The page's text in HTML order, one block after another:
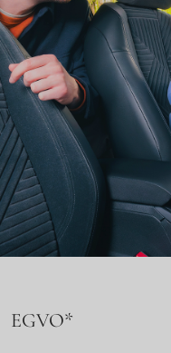
EGVO*​